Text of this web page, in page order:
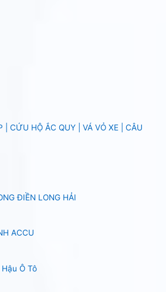
| CỨU HỘ ẮC QUY | VÁ VỎ XE | CÂU
ĐIỀN LONG HẢI
ACCU
Ô Tô